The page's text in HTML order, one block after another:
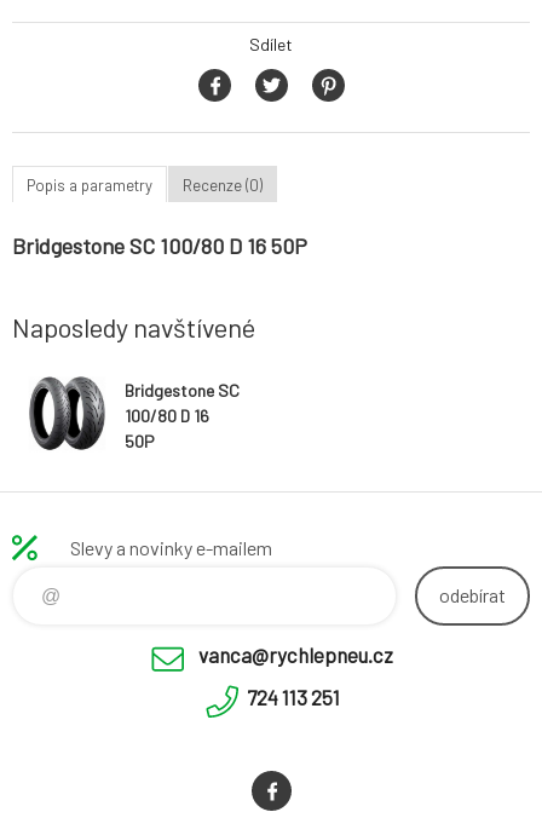
Sdílet
Popis a parametry Recenze (0)
Bridgestone SC 100/80 D 16 50P
Naposledy navštívené
Bridgestone SC
100/80 D 16
50P
Slevy a novinky e-mailem
odebírat
vanca@rychlepneu.cz
724 113 251